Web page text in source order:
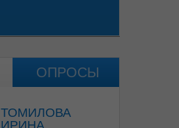
ОПРОСЫ
ТОМИЛОВА